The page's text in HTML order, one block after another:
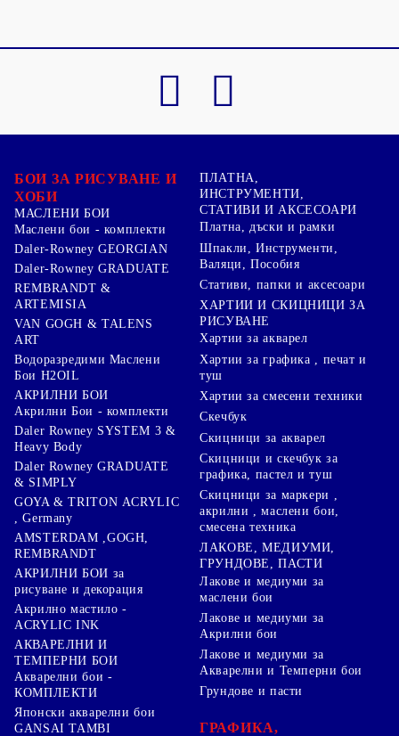
БОИ ЗА РИСУВАНЕ И
ХОБИ
МАСЛЕНИ БОИ
Маслени бои - комплекти
Daler-Rowney GEORGIAN
Daler-Rowney GRADUATE
REMBRANDT &
ARTEMISIA
VAN GOGH & TALENS
ART
Водоразредими Маслени
Бои H2OIL
АКРИЛНИ БОИ
Акрилни Бои - комплекти
Daler Rowney SYSTEM 3 &
Heavy Body
Daler Rowney GRADUATE
& SIMPLY
GOYA & TRITON АCRYLIC
, Germany
AMSTERDAM ,GOGH,
REMBRANDT
АКРИЛНИ БОИ за
рисуване и декорация
Акрилно мастило -
ACRYLIC INK
АКВАРЕЛНИ И
ТЕМПЕРНИ БОИ
Акварелни бои -
КОМПЛЕКТИ
Японски акварелни бои
GANSAI TAMBI
ПЛАТНА,
ИНСТРУМЕНТИ,
СТАТИВИ И АКСЕСОАРИ
Платна, дъски и рамки
Шпакли, Инструменти,
Валяци, Пособия
Стативи, папки и аксесоари
ХАРТИИ И СКИЦНИЦИ ЗА
РИСУВАНЕ
Хартии за акварел
Хартии за графика , печат и
туш
Хартии за смесени техники
Скечбук
Скицници за акварел
Скицници и скечбук за
графика, пастел и туш
Скицници за маркери ,
акрилни , маслени бои,
смесена техника
ЛАКОВЕ, МЕДИУМИ,
ГРУНДОВЕ, ПАСТИ
Лакове и медиуми за
маслени бои
Лакове и медиуми за
Акрилни бои
Лакове и медиуми за
Акварелни и Темперни бои
Грундове и пасти
ГРАФИКА,